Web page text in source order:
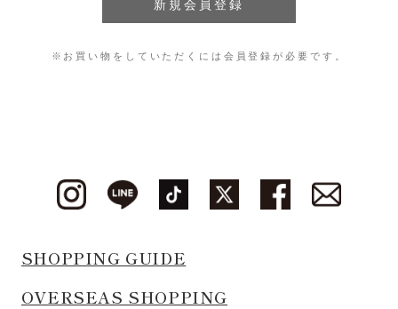
※お買い物をしていただくには会員登録が必要です。
SHOPPING GUIDE
OVERSEAS SHOPPING